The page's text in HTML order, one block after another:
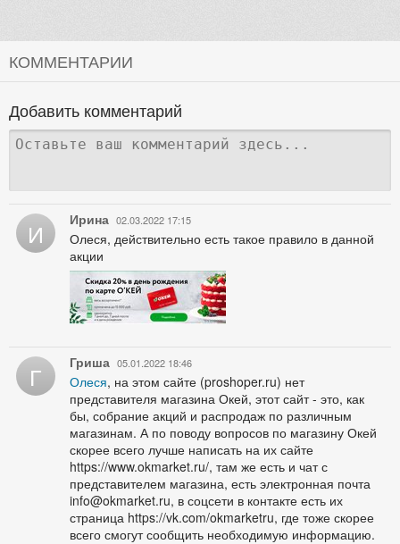
КОММЕНТАРИИ
Добавить комментарий
И Ирина 02.03.2022 17:15
Олеся, действительно есть такое правило в данной
акции
Г Гриша 05.01.2022 18:46
Олеся, на этом сайте (proshoper.ru) нет
представителя магазина Окей, этот сайт - это, как
бы, собрание акций и распродаж по различным
магазинам. А по поводу вопросов по магазину Окей
скорее всего лучше написать на их сайте
https://www.okmarket.ru/, там же есть и чат с
представителем магазина, есть электронная почта
info@okmarket.ru, в соцсети в контакте есть их
страница https://vk.com/okmarketru, где тоже скорее
всего смогут сообщить необходимую информацию.